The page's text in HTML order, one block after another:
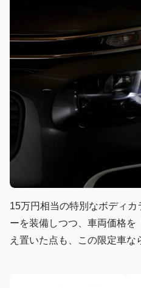
15万円相当の特別なボディカ
ーを装備しつつ、車両価格
え置いた点も、この限定車な